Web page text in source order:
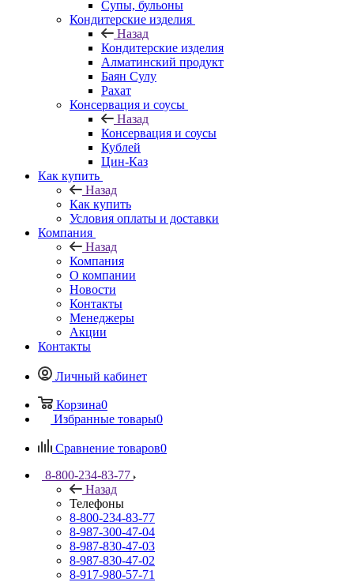
Супы, бульоны
Кондитерские изделия
Назад
Кондитерские изделия
Алматинский продукт
Баян Сулу
Рахат
Консервация и соусы
Назад
Консервация и соусы
Кублей
Цин-Каз
Как купить
Назад
Как купить
Условия оплаты и доставки
Компания
Назад
Компания
О компании
Новости
Контакты
Менеджеры
Акции
Контакты
Личный кабинет
Корзина0
Избранные товары0
Сравнение товаров0
8-800-234-83-77
Назад
Телефоны
8-800-234-83-77
8-987-300-47-04
8-987-830-47-03
8-987-830-47-02
8-917-980-57-71